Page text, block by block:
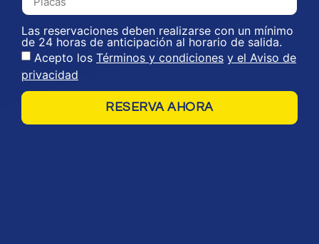
Las reservaciones deben realizarse con un mínimo
de 24 horas de anticipación al horario de salida.
Acepto los Términos y condiciones y el Aviso de
privacidad
RESERVA AHORA